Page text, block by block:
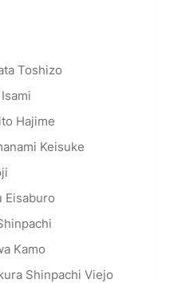
Toshizo
Hajime
Keisuke
Eisaburo
Kamo
Shinpachi Viejo